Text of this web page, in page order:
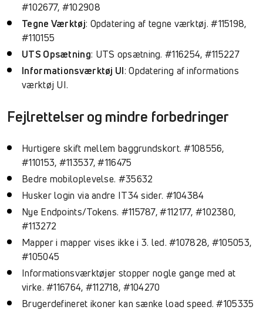
#102677, #102908
Tegne Værktøj: Opdatering af tegne værktøj. #115198,
#110155
UTS Opsætning: UTS opsætning. #116254, #115227
Informationsværktøj UI: Opdatering af informations
værktøj UI.
Fejlrettelser og mindre forbedringer
Hurtigere skift mellem baggrundskort. #108556,
#110153, #113537, #116475
Bedre mobiloplevelse. #35632
Husker login via andre IT34 sider. #104384
Nye Endpoints/Tokens. #115787, #112177, #102380,
#113272
Mapper i mapper vises ikke i 3. led. #107828, #105053,
#105045
Informationsværktøjer stopper nogle gange med at
virke. #116764, #112718, #104270
Brugerdefineret ikoner kan sænke load speed. #105335